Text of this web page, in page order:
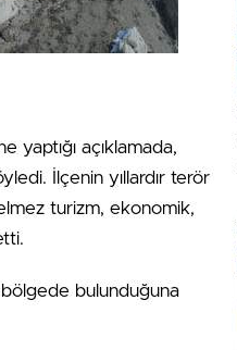
açıklamada,
İlçenin yıllardır terör
turizm, ekonomik,
bölgede bulunduğuna